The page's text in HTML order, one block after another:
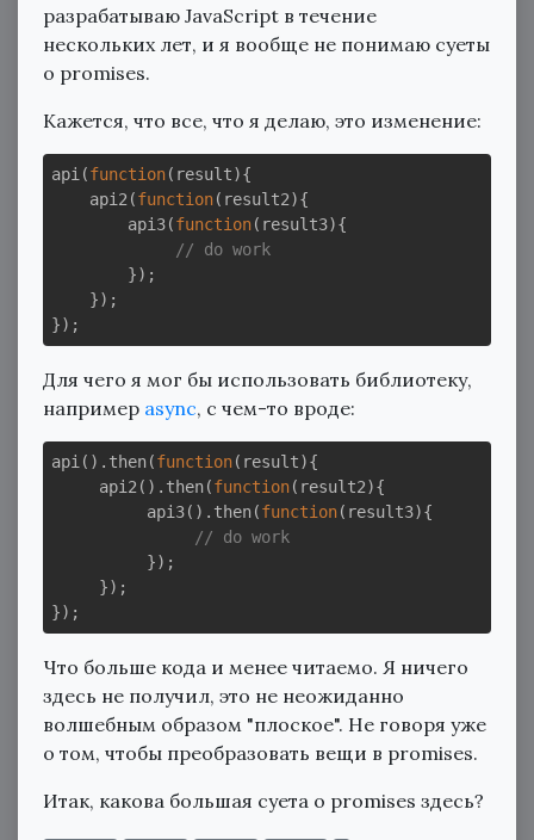
разрабатываю JavaScript в течение
нескольких лет, и я вообще не понимаю суеты
о promises.
Кажется, что все, что я делаю, это изменение:
api(function( result){
    api2(
function( result2){
        api3(
function( result3){
// do work
Для чего я мог бы использовать библиотеку,
например async, с чем-то вроде:
api().then(function( result){
     api2().then(
function( result2){
          api3().then(
function( result3){
// do work
Что больше кода и менее читаемо. Я ничего
здесь не получил, это не неожиданно
волшебным образом "плоское". Не говоря уже
о том, чтобы преобразовать вещи в promises.
Итак, какова большая суета о promises здесь?